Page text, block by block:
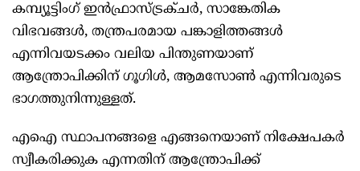
കമ്പ്യൂട്ടിംഗ് ഇൻഫ്രാസ്ട്രക്ചർ, സാങ്കേതിക
വിഭവങ്ങൾ, തന്ത്രപരമായ പങ്കാളിത്തങ്ങൾ
എന്നിവയടക്കം വലിയ പിന്തുണയാണ്
ആന്ത്രോപിക്കിന് ഗൂഗിൾ, ആമസോൺ എന്നിവരുടെ
ഭാഗത്തുനിന്നുള്ളത്.
എഐ സ്ഥാപനങ്ങളെ എങ്ങനെയാണ് നിക്ഷേപകർ
സ്വീകരിക്കുക എന്നതിന് ആന്ത്രോപിക്ക്